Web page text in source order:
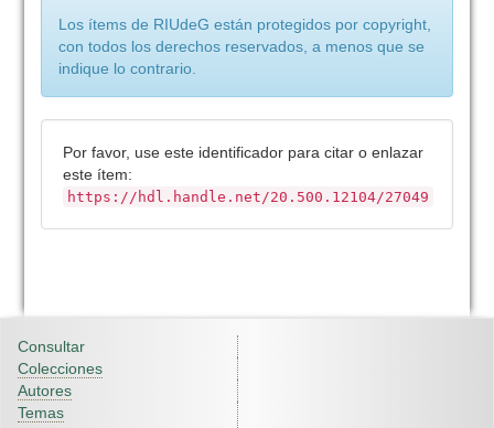
Los ítems de RIUdeG están protegidos por copyright,
con todos los derechos reservados, a menos que se
indique lo contrario.
Por favor, use este identificador para citar o enlazar
este ítem:
https://hdl.handle.net/20.500.12104/27049
Consultar
Colecciones
Autores
Temas